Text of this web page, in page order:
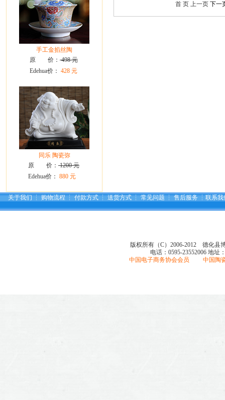
手工金掐丝陶
原 价： 498 元
Edehua价： 428 元
同乐 陶瓷弥
原 价： 1200 元
Edehua价： 880 元
首 页 上一页 下一
关于我们 ┆ 购物流程 ┆ 付款方式 ┆ 送货方式 ┆ 常见问题 ┆ 售后服务 ┆ 联系我
版权所有（C）2006-2012 德化县
电话：0595-23552006 地址
中国电子商务协会会员 中国陶